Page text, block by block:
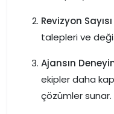
Revizyon Sayısı
talepleri ve
Ajansın
ekipler daha
çözümler sunar.